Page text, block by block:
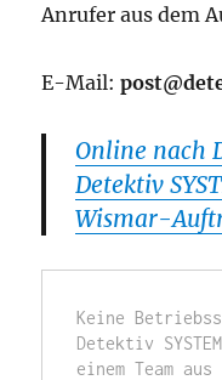
Anrufer aus dem
E-Mail:
Online nach
Detektiv
Wismar-
Keine
Detektiv
einem Team